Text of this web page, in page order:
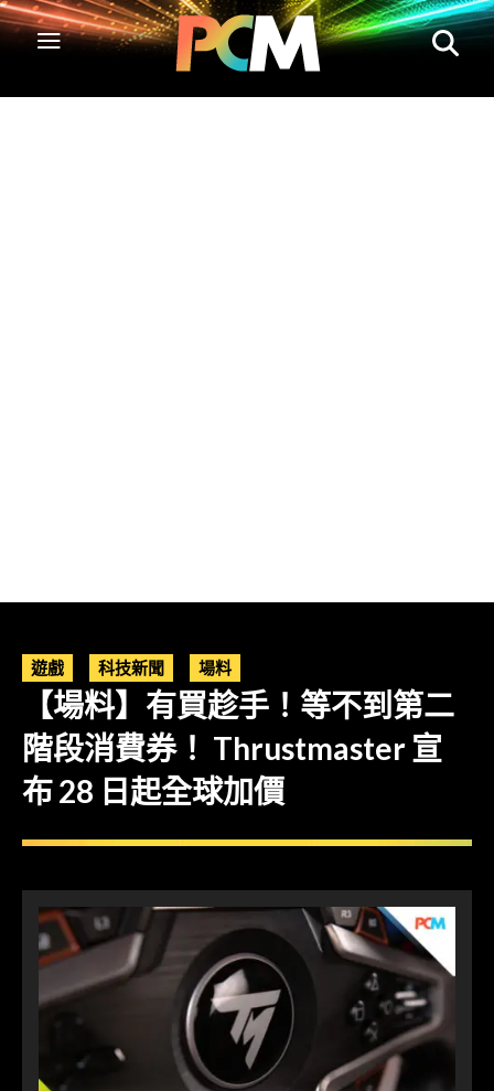
遊戲 科技新聞 場料
【場料】有買趁手！等不到第二
階段消費券！ Thrustmaster 宣
布 28 日起全球加價